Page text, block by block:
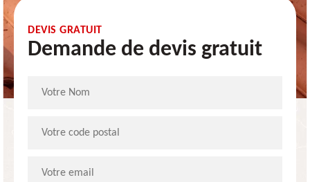
DEVIS GRATUIT
Demande de devis gratuit